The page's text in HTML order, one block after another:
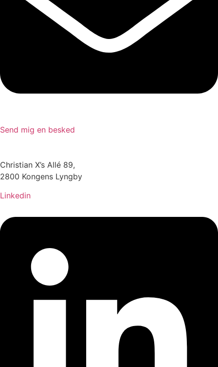
Send mig en besked
Christian X’s Allé 89,
2800 Kongens Lyngby
Linkedin